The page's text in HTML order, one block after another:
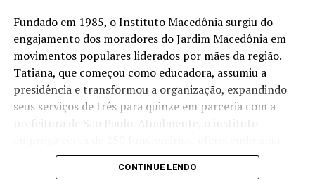
“Quando falamos em sustentabilidade, precisamos falar
sobre ações práticas e resultados concretos. O reuso da
água mostra que é possível unir eficiência operacional,
preservação ambiental e responsabilidade com as
comunidades onde estamos inseridos. Nosso cuidado
também envolve os uniformes das oficinas, desde
2006, eles são enviados para uma lavanderia industrial
mecânica”, destaca Anderson Acassio Martins,
coordenador Administrativo da Savana.
Fundado em 1985, o Instituto Macedônia surgiu do
engajamento dos moradores do Jardim Macedônia em
movimentos populares liderados por mães da região.
Tatiana, que começou como educadora, assumiu a
presidência e transformou a organização, expandindo
seus serviços de três para quinze em parceria com a
prefeitura de São Paulo. Atualmente, o instituto
ampla gama de serviços que atendem crianças,
mulheres, idosos e promovem o empreendedorismo e a
CONTINUE LENDO